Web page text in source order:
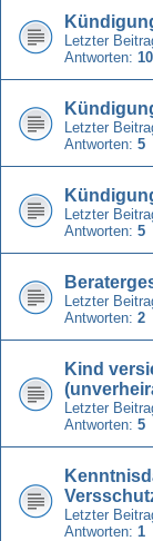
Letzter
Antworten: 10
Letzter
Antworten: 5
Letzter
Antworten: 5
Letzter
Antworten: 2
Kind
Letzter
Antworten: 5
Letzter
Antworten: 1